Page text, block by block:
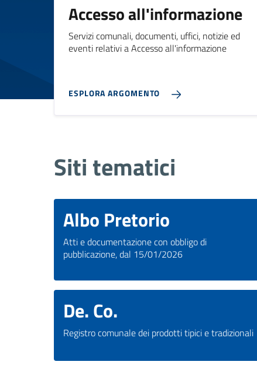
Accesso all'informazione
Servizi comunali, documenti, uffici, notizie ed
eventi relativi a Accesso all'informazione
ESPLORA ARGOMENTO
Siti tematici
Albo Pretorio
Atti e documentazione con obbligo di
pubblicazione, dal 15/01/2026
De. Co.
Registro comunale dei prodotti tipici e tradizionali